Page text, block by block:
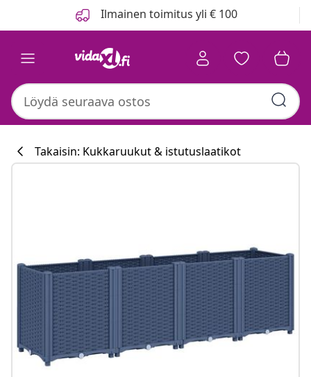
Ilmainen toimitus yli € 100
#sharemevidaxl
Takaisin: Kukkaruukut & istutuslaatikot